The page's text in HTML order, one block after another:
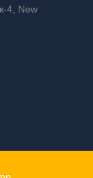
4, New